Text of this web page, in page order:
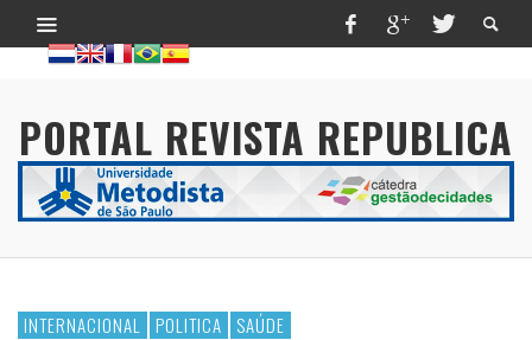
PORTAL REVISTA REPUBLICA
INTERNACIONAL POLITICA SAÚDE